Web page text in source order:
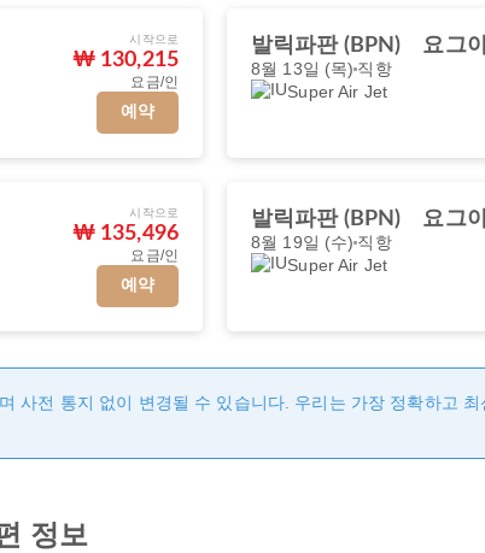
시작으로
₩ 130,215
요금/인
예약
발릭파판 (BPN) 요그
8월 13일 (목) 직항
Super Air Jet
시작으로
₩ 135,496
요금/인
예약
발릭파판 (BPN) 요그
8월 19일 (수) 직항
Super Air Jet
사전 통지 없이 변경될 수 있습니다. 우리는 가장 정확하고
정보